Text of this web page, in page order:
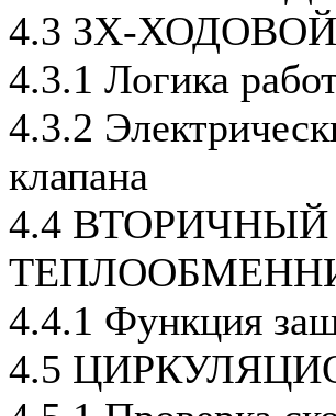
4.3 ЗХ-
4.3.1 Логика
4.3.2
клапана
4.4
4.4.1 Функция
4.5